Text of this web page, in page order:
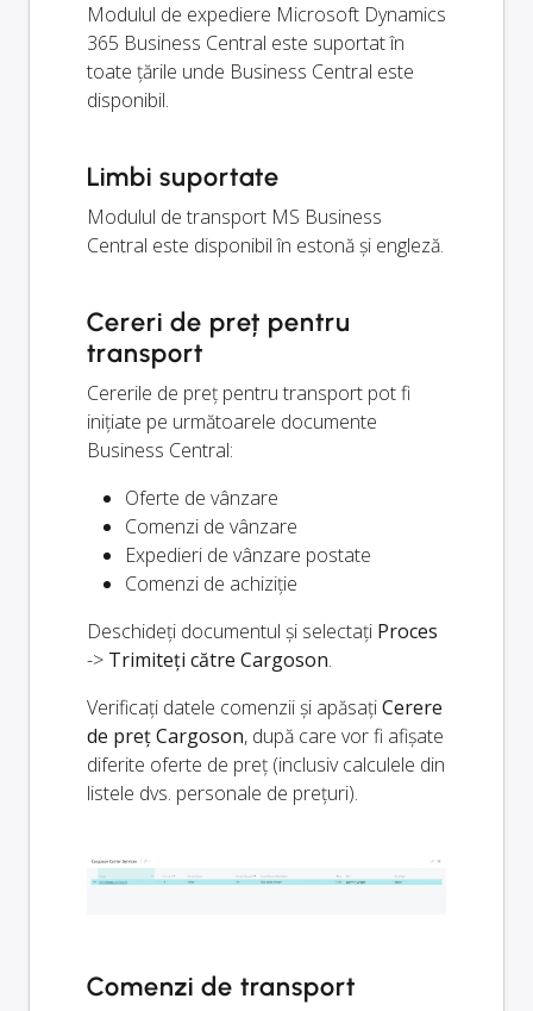
Modulul de expediere Microsoft Dynamics
365 Business Central este suportat în
toate țările unde Business Central este
disponibil.
Limbi suportate
Modulul de transport MS Business
Central este disponibil în estonă și engleză.
Cereri de preț pentru
transport
Cererile de preț pentru transport pot fi
inițiate pe următoarele documente
Business Central:
Oferte de vânzare
Comenzi de vânzare
Expedieri de vânzare postate
Comenzi de achiziție
Deschideți documentul și selectați Proces
-> Trimiteți către Cargoson.
Verificați datele comenzii și apăsațiCerere
de preț Cargoson, după care vor fi afișate
diferite oferte de preț (inclusiv calculele din
listele dvs. personale de prețuri).
Comenzi de transport